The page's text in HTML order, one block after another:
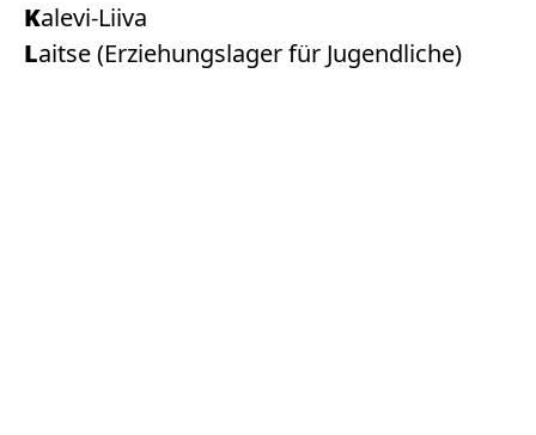
Kalevi-Liiva
Laitse (Erziehungslager für Jugendliche)